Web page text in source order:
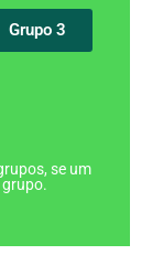
Grupo 3
se um